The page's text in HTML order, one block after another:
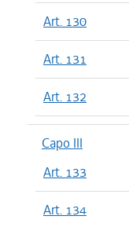
Art. 130
Art. 131
Art. 132
Capo III
Art. 133
Art. 134